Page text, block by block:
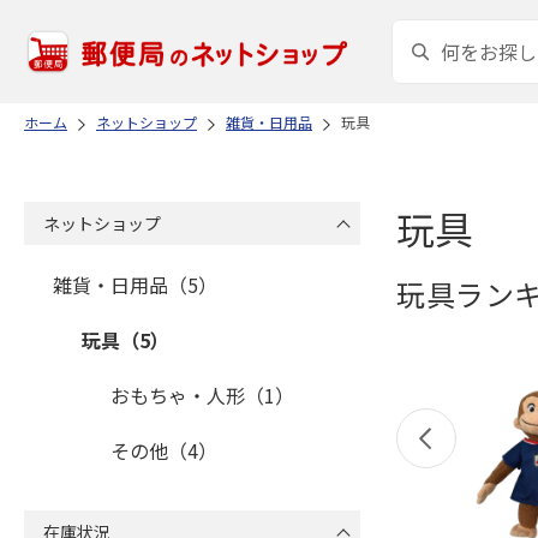
ホーム ネットショップ 雑貨・日用品 玩具
玩具
玩具ラン
ネットショップ
雑貨・日用品（5）
玩具（5）
おもちゃ・人形（1）
その他（4）
在庫状況